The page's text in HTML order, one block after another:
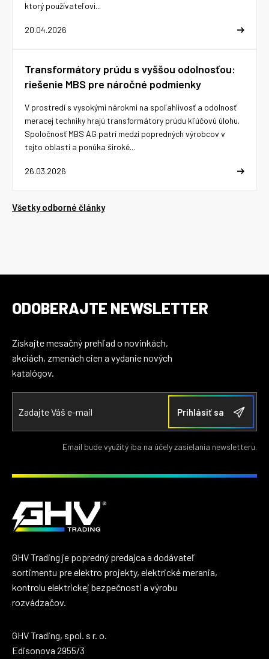
20.04.2026
ktorý používateľovi...
Transformátory prúdu s vyššou odolnosťou:
riešenie MBS pre náročné podmienky
26.03.2026
V prostredí s vysokými nárokmi na spoľahlivosť a odolnosť
meracej techniky hrajú transformátory prúdu kľúčovú úlohu.
Spoločnosť MBS AG patrí medzi popredných výrobcov v
tejto oblasti a ponúka široké...
Všetky odborné články
ODOBERAJTE NEWSLETTER
Získajte mesačný prehľad o novinkách,
akciách, zmenách cien a vydanie nových
katalógov.
Email bude využitý iba na účely zasielania newsletteru.
GHV Trading je popredný predajca a dodávateľ
sortimentu pre elektro projekty, elektrické merania,
kontrolu elektrickej bezpečnosti a výrobu
rozvádzačov.
GHV Trading, spol. s r. o.
Edisonova 2955/3